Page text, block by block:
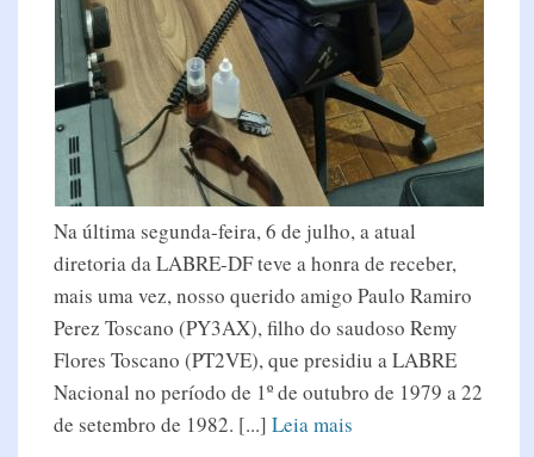
Na última segunda-feira, 6 de julho, a atual
diretoria da LABRE-DF teve a honra de receber,
mais uma vez, nosso querido amigo Paulo Ramiro
Perez Toscano (PY3AX), filho do saudoso Remy
Flores Toscano (PT2VE), que presidiu a LABRE
Nacional no período de 1º de outubro de 1979 a 22
de setembro de 1982. [...] Leia mais